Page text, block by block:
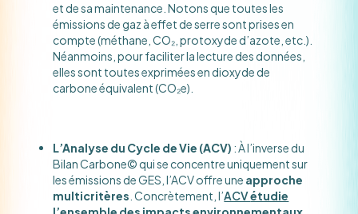
et de sa maintenance. Notons que toutes les
émissions de gaz à effet de serre sont prises en
compte (méthane, CO₂, protoxyde d’azote, etc.).
Néanmoins, pour faciliter la lecture des données,
elles sont toutes exprimées en dioxyde de
carbone équivalent (CO₂e).
L’Analyse du Cycle de Vie (ACV) : À l’inverse du
Bilan Carbone© qui se concentre uniquement sur
les émissions de GES, l’ACV offre une approche
multicritères . Concrètement, l’ACVétudie